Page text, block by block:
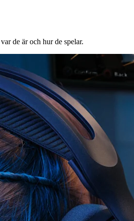
de är och hur de spelar.